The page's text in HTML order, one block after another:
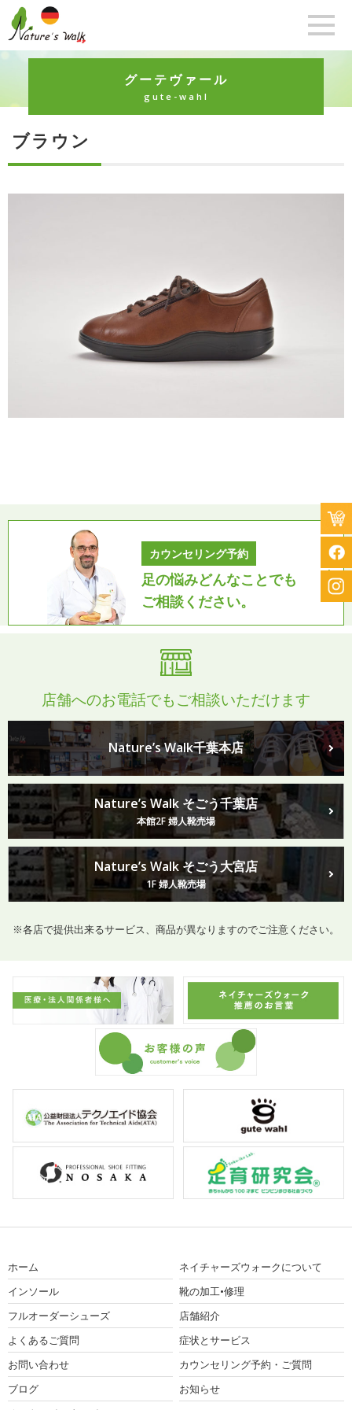
グーテヴァール
gute-wahl
ブラウン
カウンセリング予約
足の悩みどんなことでも
ご相談ください。
店舗へのお電話でもご相談いただけます
Nature’s Walk千葉本店
Nature’s Walk そごう千葉店
本館2F 婦人靴売場
Nature’s Walk そごう大宮店
1F 婦人靴売場
※各店で提供出来るサービス、商品が異なりますのでご注意ください。
ホーム
ネイチャーズウォークについて
インソール
靴の加工•修理
フルオーダーシューズ
店舗紹介
よくあるご質問
症状とサービス
お問い合わせ
カウンセリング予約・ご質問
ブログ
お知らせ